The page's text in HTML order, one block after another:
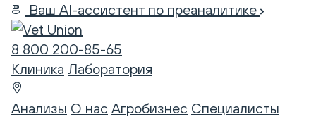
Ваш AI-ассистент по преаналитике
8 800 200-85-65
Клиника Лаборатория
Анализы О нас Агробизнес Специалисты